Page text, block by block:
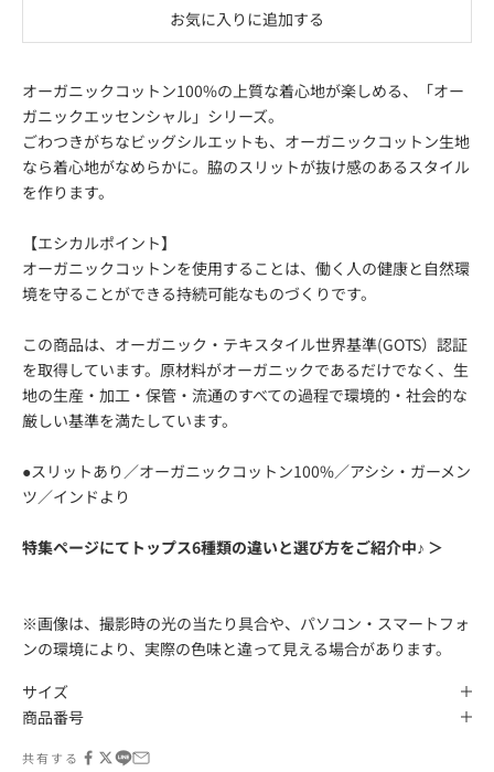
お気に入りに追加する
オーガニックコットン100%の上質な着心地が楽しめる、「オー
ガニックエッセンシャル」シリーズ。
ごわつきがちなビッグシルエットも、オーガニックコットン生地
なら着心地がなめらかに。脇のスリットが抜け感のあるスタイル
を作ります。
【エシカルポイント】
オーガニックコットンを使用することは、働く人の健康と自然環
境を守ることができる持続可能なものづくりです。
この商品は、オーガニック・テキスタイル世界基準(GOTS）認証
を取得しています。原材料がオーガニックであるだけでなく、生
地の生産・加工・保管・流通のすべての過程で環境的・社会的な
厳しい基準を満たしています。
●スリットあり／オーガニックコットン100%／アシシ・ガーメン
ツ／インドより
特集ページにてトップス6種類の違いと選び方をご紹介中♪ ＞
※画像は、撮影時の光の当たり具合や、パソコン・スマートフォ
ンの環境により、実際の色味と違って見える場合があります。
サイズ
商品番号
共有する